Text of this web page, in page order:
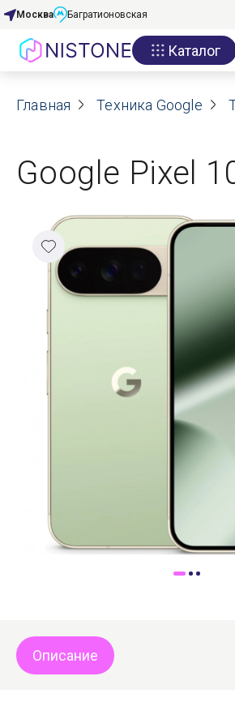
Акции
О нас
Договор оферты
Контакты
Москва Багратионовская
Каталог
Главная Техника Google
Google Pixel
Описание